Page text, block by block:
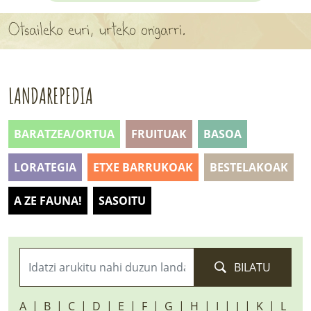
APARTEN MAPA
LURRERAKO BIDE LAGUN
BIZI BARATZEA LIBURUA
SENDABELARRAK
ETXEKO LANDAREAK
LANDAREPEDIA
ALBISTEAK
Otsaileko euri, urteko ongarri.
LANDAREPEDIA
BARATZEA/ORTUA FRUITUAK BASOA
LORATEGIA ETXE BARRUKOAK BESTELAKOAK
A ZE FAUNA! SASOITU
BILATU
A B C D E F G H I J K
L